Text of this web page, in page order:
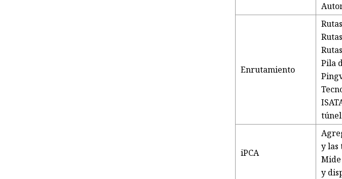
Enrutamiento
Pila
iPCA
y las
y